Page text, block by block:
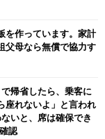
を作っています。家計
父母なら無償で協力す
帰省したら、乗客に
座れないよ」と言われ
いと、席は確保でき
認